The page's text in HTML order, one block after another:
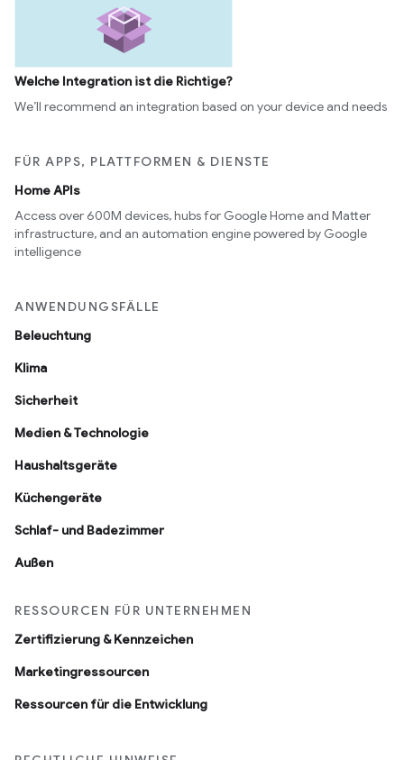
Welche Integration ist die Richtige?
We’ll recommend an integration based on your device and needs
FÜR APPS, PLATTFORMEN & DIENSTE
Home APIs
Access over 600M devices, hubs for Google Home and Matter
infrastructure, and an automation engine powered by Google
intelligence
ANWENDUNGSFÄLLE
Beleuchtung
Klima
Sicherheit
Medien & Technologie
Haushaltsgeräte
Küchengeräte
Schlaf- und Badezimmer
Außen
RESSOURCEN FÜR UNTERNEHMEN
Zertifizierung & Kennzeichen
Marketingressourcen
Ressourcen für die Entwicklung